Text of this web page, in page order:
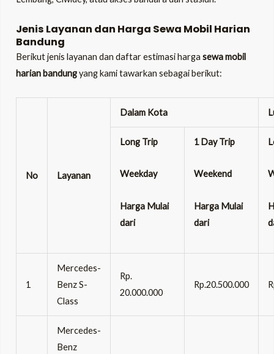
Jenis Layanan dan Harga Sewa Mobil Harian
Bandung
Berikut jenis layanan dan daftar estimasi harga sewa mobil
harian bandungyang kami tawarkan sebagai berikut:
No Layanan
Dalam Kota
Long Trip
Weekday
Harga Mulai
dari
1 Day Trip
Weekend
Harga Mulai
dari
1
Mercedes-
Benz S-
Class
Rp.
20.000.000
Rp.20.500.000
Mercedes-
Benz